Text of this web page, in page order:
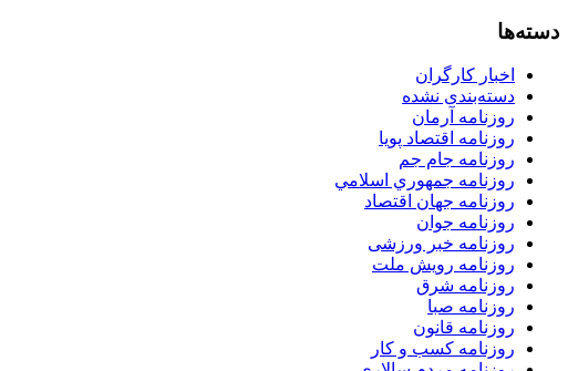
دسته‌ها
اخبار کارگران
دسته‌بندی نشده
روزنامه آرمان
روزنامه اقتصاد پویا
روزنامه جام جم
روزنامه جمهوري اسلامي
روزنامه جهان اقتصاد
روزنامه جوان
روزنامه خبر ورزشى
روزنامه رویش ملت
روزنامه شرق
روزنامه صبا
روزنامه قانون
روزنامه كسب و كار